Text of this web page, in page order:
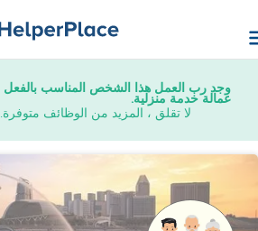
وجد رب العمل هذا الشخص المناسب بالفعل
عمالة خدمة منزلية.
لا تقلق ، المزيد من الوظائف متوفرة.